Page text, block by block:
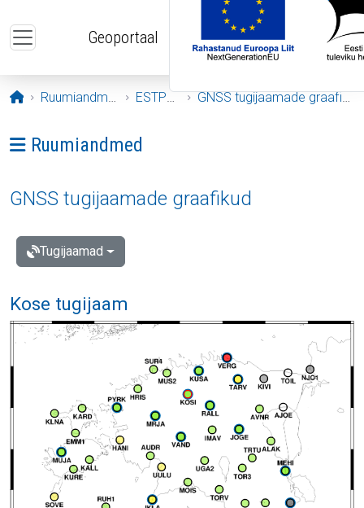
Geoportaal
Avaleht
Ruumiandmed ESTPOS GNSS tugijaamade graafikud
Ava menüü: Ruumiandmed
Ruumiandmed
GNSS tugijaamade graafikud
Tugijaamad
Kose tugijaam